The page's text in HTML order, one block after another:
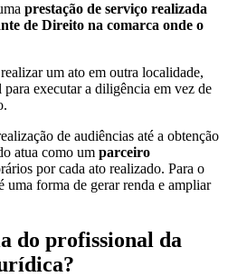
prestação de serviço realizada
de Direito na comarca onde o
um ato em outra localidade,
executar a diligência em vez de
de audiências até a obtenção
atua como um parceiro
por cada ato realizado. Para o
uma forma de gerar renda e ampliar
do profissional da